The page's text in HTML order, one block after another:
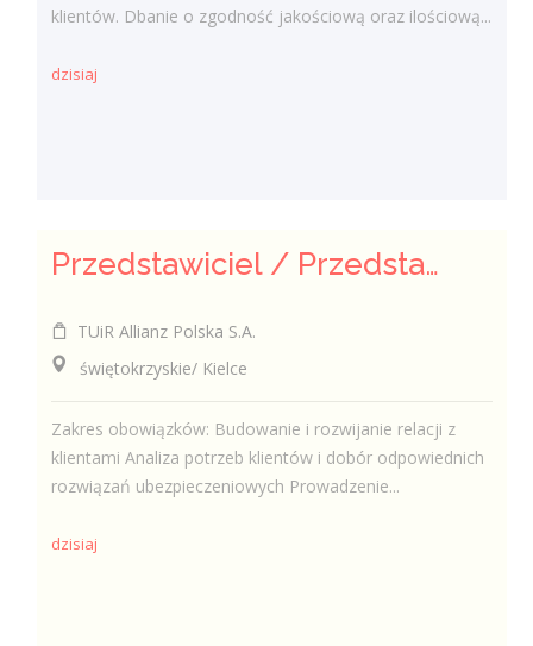
klientów. Dbanie o zgodność jakościową oraz ilościową...
dzisiaj
Przedstawiciel / Przedstawicielka ds. sprzedaży ubezpieczeń majątkowych
TUiR Allianz Polska S.A.
świętokrzyskie/ Kielce
Zakres obowiązków: Budowanie i rozwijanie relacji z
klientami Analiza potrzeb klientów i dobór odpowiednich
rozwiązań ubezpieczeniowych Prowadzenie...
dzisiaj